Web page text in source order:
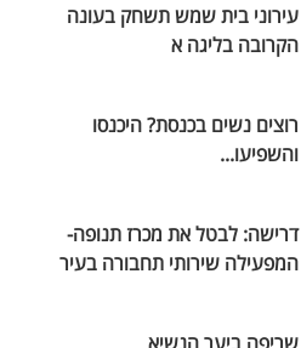
עירוני בית שמש תשחק בעונה
הקרובה בליגה א
רוצים נשים בכנסת? היכנסו
והשפיעו...
דרישה: לבטל את מכרז תנופה-
המפעילה שירותי תחבורה בעיר